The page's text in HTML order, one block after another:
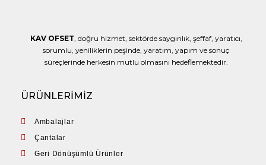
KAV OFSET, doğru hizmet, sektörde saygınlık, şeffaf, yaratıcı,
sorumlu, yeniliklerin peşinde, yaratım, yapım ve sonuç
süreçlerinde herkesin mutlu olmasını hedeflemektedir.
ÜRÜNLERİMİZ
Ambalajlar
Çantalar
Geri Dönüşümlü Ürünler